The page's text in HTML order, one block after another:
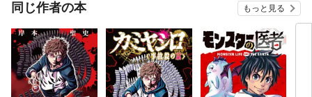
同じ作者の本 もっと見る